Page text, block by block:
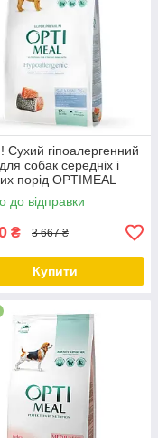
Сухий гіпоалергенний
собак середніх і
порід OPTIMEAL
з лососем 12 кг
до відправки
₴ 3 667 ₴
Купити